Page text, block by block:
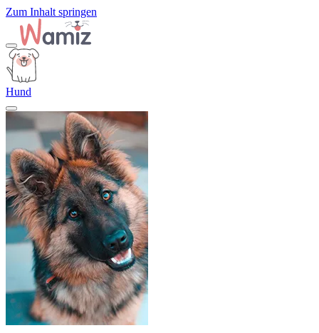
Zum Inhalt springen
Hund